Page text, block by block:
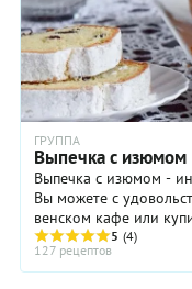
ГРУППА
Выпечка с изюмом
Выпечка с изюмом -
Вы можете с
венском кафе или
пекарне. Изюм
5 (4)
127 рецептов